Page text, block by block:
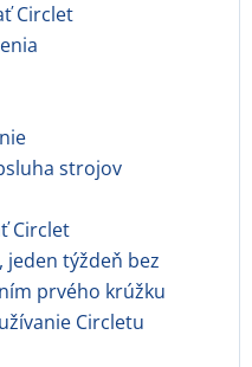
Circlet
strojov
Circlet
jeden týždeň bez
prvého krúžku
Circletu